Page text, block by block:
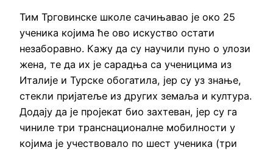
Тим Трговинске школе сачињавао је око 25
ученика којима ће ово искуство остати
незаборавно. Кажу да су научили пуно о улози
жена, те да их је сарадња са ученицима из
Италије и Турске обогатила, јер су уз знање,
стекли пријатеље из других земаља и култура.
Додају да је пројекат био захтеван, јер су га
чиниле три транснационалне мобилности у
којима је учествовало по шест ученика (три